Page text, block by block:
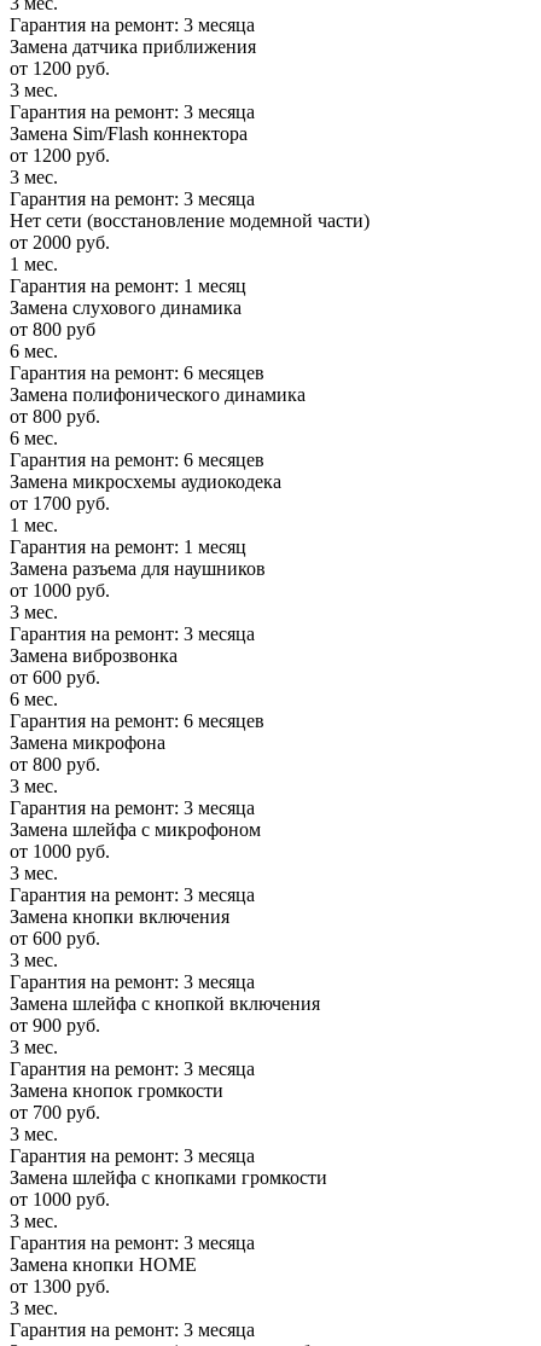
Гарантия на ремонт: 3 месяца
Замена датчика приближения
от 1200 руб.
3 мес.
Гарантия на ремонт: 3 месяца
Замена Sim/Flash коннектора
от 1200 руб.
3 мес.
Гарантия на ремонт: 3 месяца
Нет сети (восстановление модемной части)
от 2000 руб.
1 мес.
Гарантия на ремонт: 1 месяц
Замена слухового динамика
от 800 руб
6 мес.
Гарантия на ремонт: 6 месяцев
Замена полифонического динамика
от 800 руб.
6 мес.
Гарантия на ремонт: 6 месяцев
Замена микросхемы аудиокодека
от 1700 руб.
1 мес.
Гарантия на ремонт: 1 месяц
Замена разъема для наушников
от 1000 руб.
3 мес.
Гарантия на ремонт: 3 месяца
Замена виброзвонка
от 600 руб.
6 мес.
Гарантия на ремонт: 6 месяцев
Замена микрофона
от 800 руб.
3 мес.
Гарантия на ремонт: 3 месяца
Замена шлейфа с микрофоном
от 1000 руб.
3 мес.
Гарантия на ремонт: 3 месяца
Замена кнопки включения
от 600 руб.
3 мес.
Гарантия на ремонт: 3 месяца
Замена шлейфа с кнопкой включения
от 900 руб.
3 мес.
Гарантия на ремонт: 3 месяца
Замена кнопок громкости
от 700 руб.
3 мес.
Гарантия на ремонт: 3 месяца
Замена шлейфа с кнопками громкости
от 1000 руб.
3 мес.
Гарантия на ремонт: 3 месяца
Замена кнопки HOME
от 1300 руб.
3 мес.
Гарантия на ремонт: 3 месяца